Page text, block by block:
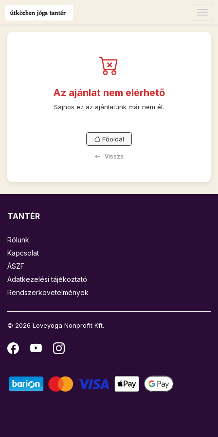
Az ajánlat nem elérhető
Sajnos ez az ajánlatunk már nem él.
Főoldal
Vissza
TANTÉR
Rólunk
Kapcsolat
ÁSZF
Adatkezelési tájékoztató
Rendszerkövetelmények
© 2026 Loveyoga Nonprofit Kft.